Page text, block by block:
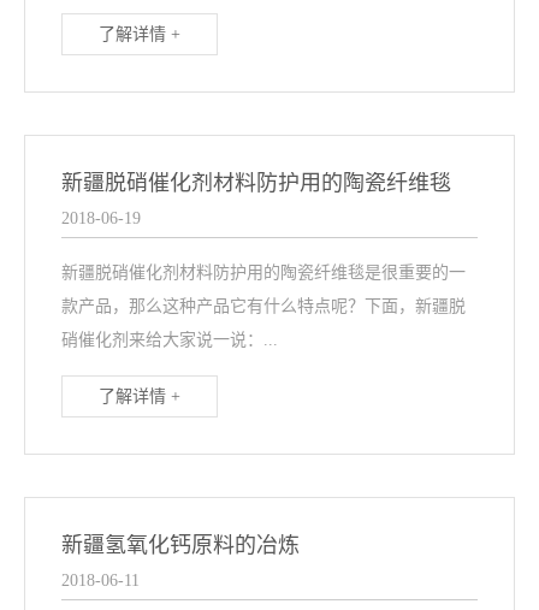
了解详情 +
新疆脱硝催化剂材料防护用的陶瓷纤维毯
2018-06-19
新疆脱硝催化剂材料防护用的陶瓷纤维毯是很重要的一
款产品，那么这种产品它有什么特点呢？下面，新疆脱
硝催化剂来给大家说一说：...
了解详情 +
新疆氢氧化钙原料的冶炼
2018-06-11